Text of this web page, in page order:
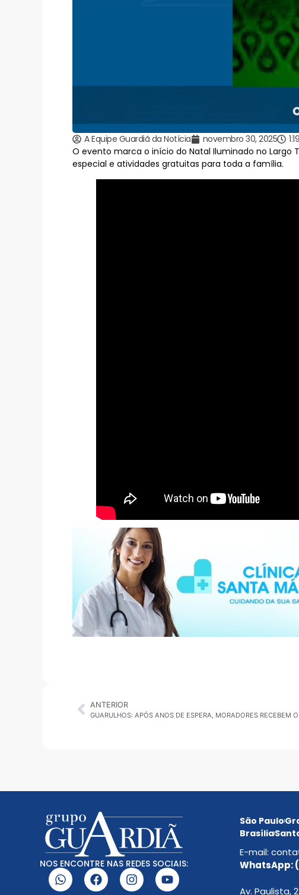
A Equipe Guardiã da Notícia novembro 30, 2025
O evento marca o início do Natal Iluminado no Largo
especial e atividades gratuitas para toda a família.
ANTERIOR
NOS ENCONTRE NAS REDES SOCIAIS:
São Paulo
Brasília
E-mail:
WhatsApp:
Av. Paulista,